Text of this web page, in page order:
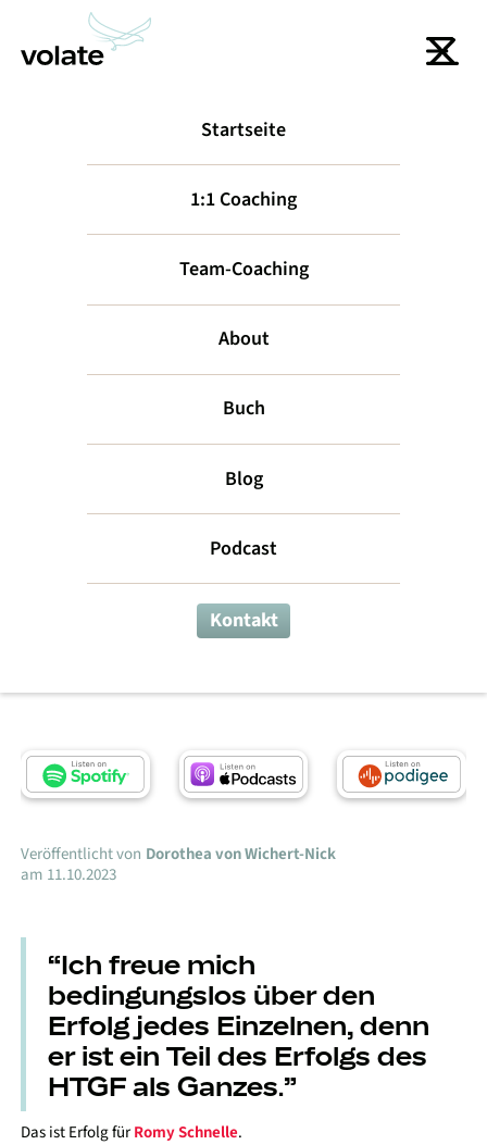
Startseite
1:1 Coaching
Team-Coaching
About
Buch
Blog
Podcast
Kontakt
Was deutsche
Startups
erfolgreich
Veröffentlicht von Dorothea von Wichert-Nick
am 11.10.2023
“Ich freue mich
bedingungslos über den
Erfolg jedes Einzelnen, denn
er ist ein Teil des Erfolgs des
HTGF als Ganzes.”
Das ist Erfolg fürRomy Schnelle.